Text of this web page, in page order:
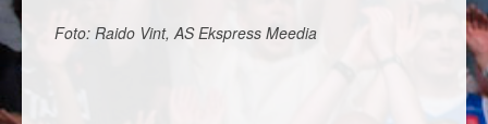
Foto: Raido Vint, AS Ekspress Meedia